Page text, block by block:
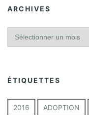
ARCHIVES
v
ÉTIQUETTES
2016 ADOPTION